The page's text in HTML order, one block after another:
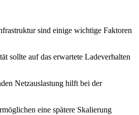
sind einige wichtige Faktoren
sollte auf das erwartete Ladeverhalten
Netzauslastung hilft bei der
eine spätere Skalierung